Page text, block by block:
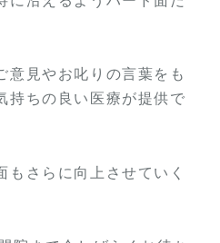
意見やお叱りの言葉をも
持ちの良い医療が提供で
もさらに向上させていく